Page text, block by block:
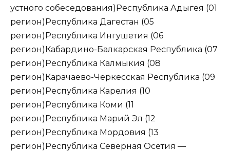
устного собеседования)Республика Адыгея (01
регион)Республика Дагестан (05
регион)Республика Ингушетия (06
регион)Кабардино-Балкарская Республика (07
регион)Республика Калмыкия (08
регион)Карачаево-Черкесская Республика (09
регион)Республика Карелия (10
регион)Республика Коми (11
регион)Республика Марий Эл (12
регион)Республика Мордовия (13
регион)Республика Северная Осетия —